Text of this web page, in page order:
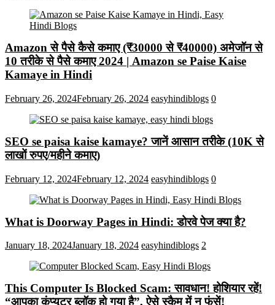
Amazon से पैसे कैसे कमाए (₹30000 से ₹40000) अमेजॉन से
10 तरीके से पैसे कमाए 2024 | Amazon se Paise Kaise
Kamaye in Hindi
February 26, 2024February 26, 2024 easyhindiblogs 0
SEO se paisa kaise kamaye? जानें आसान तरीके (10K से
लाखों रुपए/महीने कमाए)
February 12, 2024February 12, 2024 easyhindiblogs 0
What is Doorway Pages in Hindi: डोरवे पेज क्या है?
January 18, 2024January 18, 2024 easyhindiblogs 2
This Computer Is Blocked Scam: सावधान! होशियार रहें!
“आपका कंप्यूटर ब्लॉक हो गया है”, ऐसे स्कैम में न फंसें!